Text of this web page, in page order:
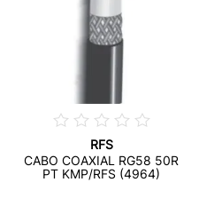
RFS
CABO COAXIAL RG58 50R
PT KMP/RFS (4964)